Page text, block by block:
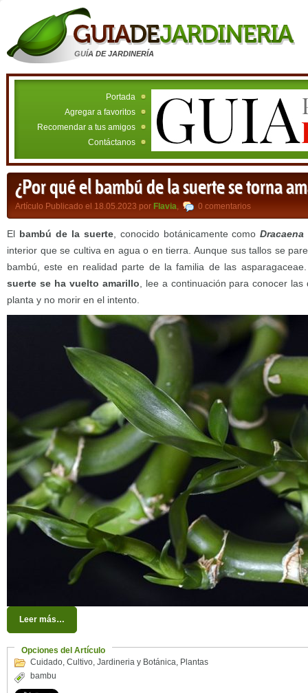
GUÍA DE JARDINERÍA
Portada
Agregar a favoritos
Recomendar a tus amigos
Contáctanos
¿Por qué el bambú de la suerte se torna
Artículo Publicado el 18.05.2023 por Flavia, 0 comentarios
El bambú de la suerte, conocido botánicamente como
interior que se cultiva en agua o en tierra. Aunque sus tallos se
bambú, este en realidad parte de la familia de las
suerte se ha vuelto amarillo , lee a continuación para conocer
planta y no morir en el intento.
Leer más…
Opciones del Artículo
Cuidado, Cultivo, Jardineria y Botánica, Plantas
bambu